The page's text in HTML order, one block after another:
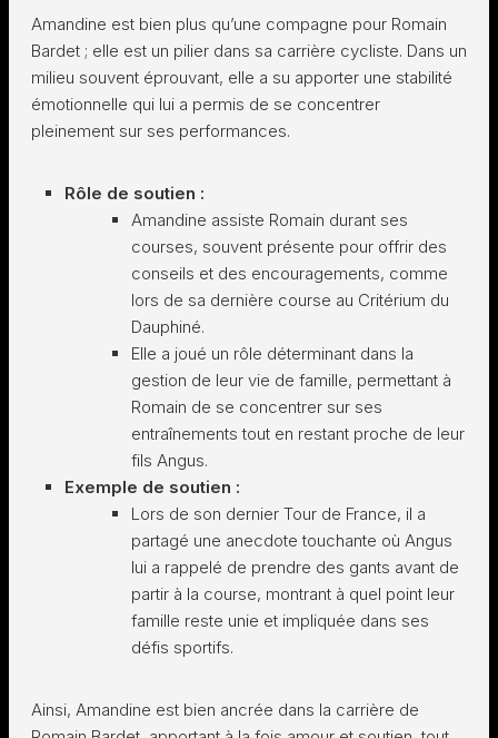
Amandine est bien plus qu’une compagne pour Romain
Bardet ; elle est un pilier dans sa carrière cycliste. Dans un
milieu souvent éprouvant, elle a su apporter une stabilité
émotionnelle qui lui a permis de se concentrer
pleinement sur ses performances.
Rôle de soutien :
Amandine assiste Romain durant ses
courses, souvent présente pour offrir des
conseils et des encouragements, comme
lors de sa dernière course au Critérium du
Dauphiné.
Elle a joué un rôle déterminant dans la
gestion de leur vie de famille, permettant à
Romain de se concentrer sur ses
entraînements tout en restant proche de leur
fils Angus.
Exemple de soutien :
Lors de son dernier Tour de France, il a
partagé une anecdote touchante où Angus
lui a rappelé de prendre des gants avant de
partir à la course, montrant à quel point leur
famille reste unie et impliquée dans ses
défis sportifs.
Ainsi, Amandine est bien ancrée dans la carrière de